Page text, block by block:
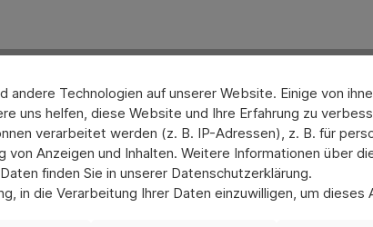
andere Technologien auf unserer Website. Einige von
uns helfen, diese Website und Ihre Erfahrung zu
verarbeitet werden (z. B. IP-Adressen), z. B. für
von Anzeigen und Inhalten. Weitere Informationen über
Daten finden Sie in unserer Datenschutzerklärung.
in die Verarbeitung Ihrer Daten einzuwilligen, um dieses